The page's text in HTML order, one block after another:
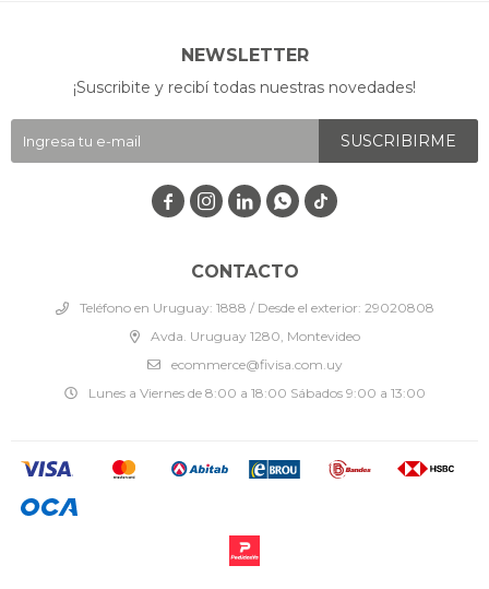
CONTACTO
Teléfono en Uruguay: 1888 / Desde el exterior: 29020808
Avda. Uruguay 1280, Montevideo
ecommerce@fivisa.com.uy
Lunes a Viernes de 8:00 a 18:00 Sábados 9:00 a 13:00
NEWSLETTER
¡Suscribite y recibí todas nuestras novedades!
SUSCRIBIRME
   